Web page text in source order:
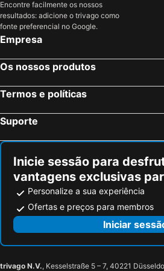
Residencial Visconde
Viana do Castelo, Norte de Portugal Hotéis
Chaves, Norte de Portugal Hotéis
Lisboa, Lisboa e Vale do Tejo Hotéis
Portimão, Algarve Hotéis
Vila
Figueira da Foz, Centro de Portugal Hotéis
Encontre facilmente os nossos
resultados: adicione o trivago como
fonte preferencial no Google.
Empresa
Os nossos produtos
Termos e políticas
Suporte
Inicie sessão para
vantagens exclusivas
Personalize a sua experiência
Ofertas e preços para membros
Iniciar
trivago N.V., Kesselstraße 5 – 7, 40221